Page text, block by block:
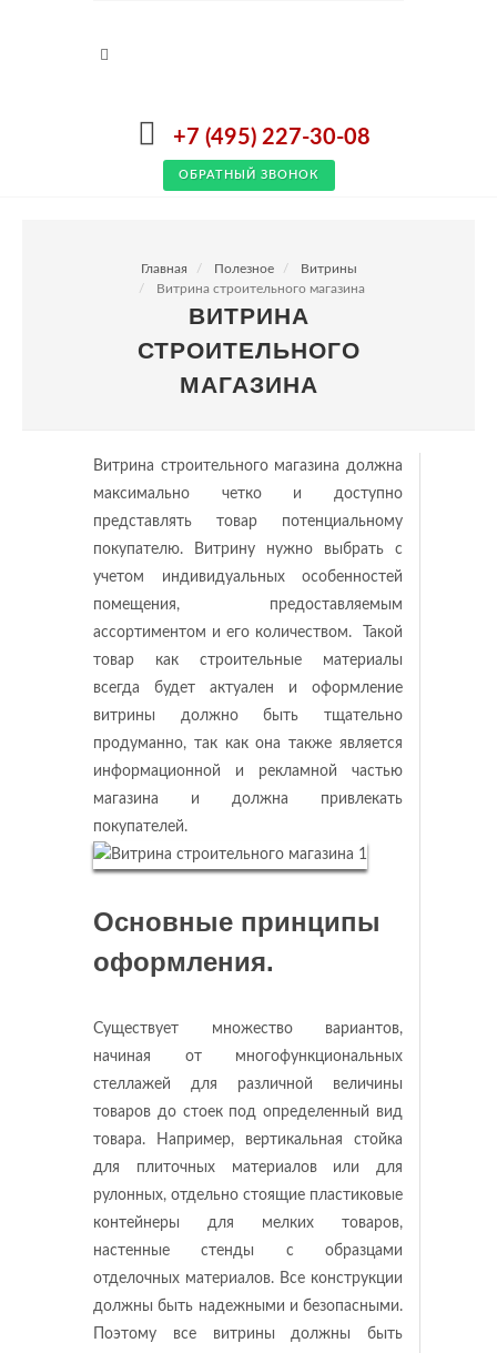
+7 (495) 227-30-08
ОБРАТНЫЙ ЗВОНОК
Главная Полезное
Витрины
Витрина строительного магазина
ВИТРИНА
СТРОИТЕЛЬНОГО
МАГАЗИНА
Витрина строительного магазина должна
максимально четко и доступно
представлять товар потенциальному
покупателю. Витрину нужно выбрать с
учетом индивидуальных особенностей
помещения, предоставляемым
ассортиментом и его количеством. Такой
товар как строительные материалы
всегда будет актуален и оформление
витрины должно быть тщательно
продуманно, так как она также является
информационной и рекламной частью
магазина и должна привлекать
покупателей.
Основные принципы
оформления.
Существует множество вариантов,
начиная от многофункциональных
стеллажей для различной величины
товаров до стоек под определенный вид
товара. Например, вертикальная стойка
для плиточных материалов или для
рулонных, отдельно стоящие пластиковые
контейнеры для мелких товаров,
настенные стенды с образцами
отделочных материалов. Все конструкции
должны быть надежными и безопасными.
Поэтому все витрины должны быть